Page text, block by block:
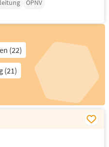
ÖPNV
(22)
(21)